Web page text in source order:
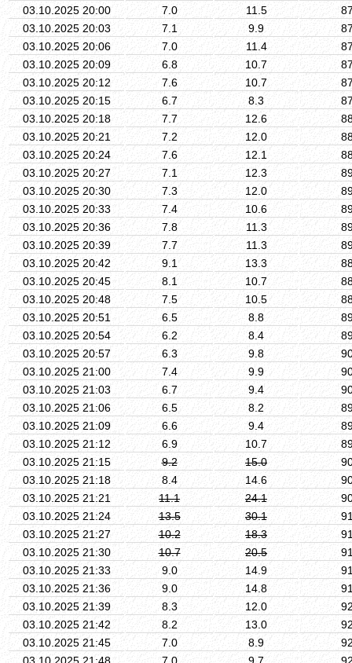
03.10.2025 20:00
7.0 11.5
03.10.2025 20:03
7.1 9.9
03.10.2025 20:06
7.0 11.4
03.10.2025 20:09
6.8 10.7
03.10.2025 20:12
7.6 10.7
03.10.2025 20:15
6.7 8.3
03.10.2025 20:18
7.7 12.6
03.10.2025 20:21
7.2 12.0
03.10.2025 20:24
7.6 12.1
03.10.2025 20:27
7.1 12.3
03.10.2025 20:30
7.3 12.0
03.10.2025 20:33
7.4 10.6
03.10.2025 20:36
7.8 11.3
03.10.2025 20:39
7.7 11.3
03.10.2025 20:42
9.1 13.3
03.10.2025 20:45
8.1 10.7
03.10.2025 20:48
7.5 10.5
03.10.2025 20:51
6.5 8.8
03.10.2025 20:54
6.2 8.4
03.10.2025 20:57
6.3 9.8
03.10.2025 21:00
7.4 9.9
03.10.2025 21:03
6.7 9.4
03.10.2025 21:06
6.5 8.2
03.10.2025 21:09
6.6 9.4
03.10.2025 21:12
6.9 10.7
03.10.2025 21:15
9.2 15.0
03.10.2025 21:18
8.4 14.6
03.10.2025 21:21
11.1 24.1
03.10.2025 21:24
13.5 30.1
03.10.2025 21:27
10.2 18.3
03.10.2025 21:30
10.7 20.5
03.10.2025 21:33
9.0 14.9
03.10.2025 21:36
9.0 14.8
03.10.2025 21:39
8.3 12.0
03.10.2025 21:42
8.2 13.0
03.10.2025 21:45
7.0 8.9
03.10.2025 21:48
7.0 9.7